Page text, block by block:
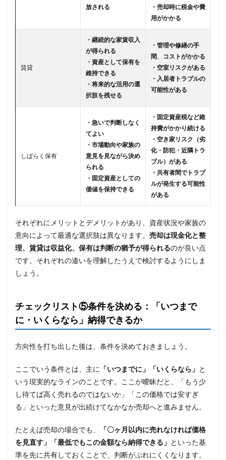
放される
・売却時に税金や費
用がかかる
賃貸
・継続的な家賃収入
が得られる
・資産として保有を
維持できる
・将来的な活用の選
択肢を残せる
・管理や修繕の手
間、 コストがかかる
・空室リスクがある
・入居者トラブルの
可能性がある
しばらく保有
・急いで判断しなく
てよい
・市場動向や家族の
意見を見ながら決め
られる
・固定資産としての
価値を保持できる
・固定資産税など維
持費がかかり続ける
・空き家リスク（劣
化・防犯・近隣トラ
ブル）がある
・共有者間でトラブ
ルが発生する可能性
がある
それぞれにメリットとデメリットがあり、資産状況や家族の
意向によって最適な選択肢は異なります。 売却は現金化と整
理、賃貸は収益化、保有は判断の猶予が得られるのが良い点
です。それぞれの違いを理解したうえで検討するようにしま
しょう。
チェックリスト⑤条件を決める：「いつまで
に・いくらなら」納得できるか
方向性を打ち出した後は、条件を決めておきましょう。
ここでいう条件とは、主に 「いつまでに」「いくらなら」 と
いう現実的なラインのことです。ここが曖昧だと、「もう少
し待てば高く売れるのではないか」「この価格では安すぎ
る」といった意見が出続けてなかなか売却へと進みません。
たとえば売却の場合でも、
「〇ヶ月以内に売れなければ価格
を見直す」「最低でもこの金額なら納得できる」 といった基
準を先に共有しておくことで、判断がぶれにくくなります。